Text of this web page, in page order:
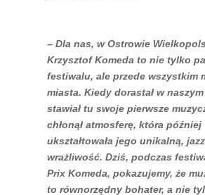
– Dla nas, w Ostrowie
Krzysztof Komeda to nie tylko
festiwalu, ale przede wszystkim
miasta. Kiedy dorastał w
stawiał tu swoje pierwsze
chłonął atmosferę, która później
ukształtowała jego unikalną,
wrażliwość. Dziś, podczas
Prix Komeda, pokazujemy, że
to równorzędny bohater, a nie